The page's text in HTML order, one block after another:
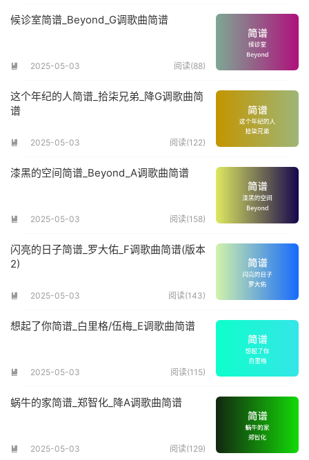
候诊室简谱_Beyond_G调歌曲简谱
 2025-05-03 阅读(88)
这个年纪的人简谱_拾柒兄弟_降G调歌曲简
谱
 2025-05-03 阅读(122)
漆黑的空间简谱_Beyond_A调歌曲简谱
 2025-05-03 阅读(158)
闪亮的日子简谱_罗大佑_F调歌曲简谱(版本
2)
 2025-05-03 阅读(143)
想起了你简谱_白里格/伍梅_E调歌曲简谱
 2025-05-03 阅读(115)
蜗牛的家简谱_郑智化_降A调歌曲简谱
 2025-05-03 阅读(129)